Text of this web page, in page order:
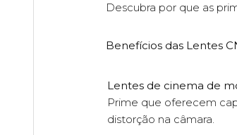
Descubra por que as
Benefícios das Lentes
Lentes de cinema de
Prime que oferecem
distorção na câmara.